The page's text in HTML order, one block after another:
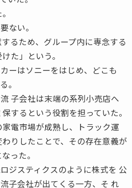
ない。
るため、グループ内に専念する
た」という。
ーはソニーをはじめ、どこも
。
子会社は末端の系列小売店へ
するという役割を担っていた。
電市場が成熟し、トラック運
りしたことで、その存在意義が
った。
ジスティクスのように株式を 公
子会社が出てくる一方、そ れ